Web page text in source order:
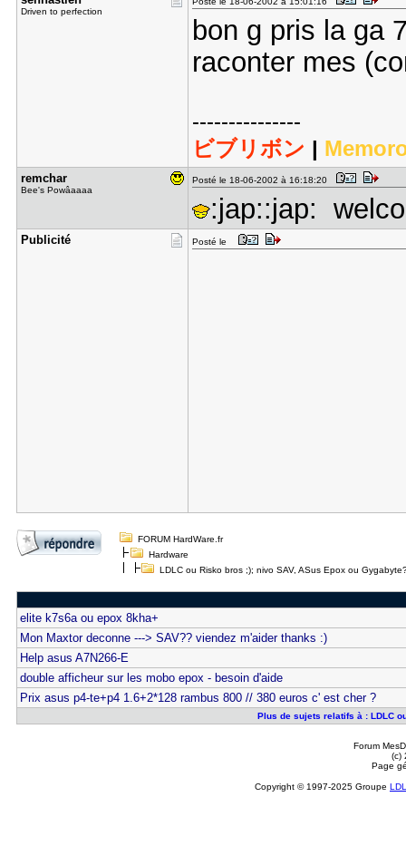
Driven to perfection
bon g pris la ga
raconter mes
---------------
ビブリボン |
remchar
Bee's Powâaaaa
Posté le 18-06-2002 à 16:18:20
:jap::jap:
Publicité Posté le
FORUM HardWare.fr
Hardware
LDLC ou Risko bros ;); nivo SAV, ASus Epox ou
elite k7s6a ou epox 8kha+
Mon Maxtor deconne ---> SAV?? viendez m'aider thanks :)
Help asus A7N266-E
double afficheur sur les mobo epox - besoin d'aide
Prix asus p4-te+p4 1.6+2*128 rambus 800 // 380 euros c' est cher ?
Plus de sujets relatifs à : LDLC
Forum
(c)
Page
Copyright © 1997-2025 Groupe